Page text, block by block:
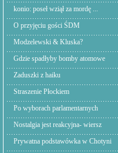
konio: poseł wziął za mordę ...
O przyjęciu gości ŚDM
Modzelewski & Kluska?
Gdzie spadłyby bomby atomowe
Zaduszki z haiku
Straszenie Płockiem
Po wyborach parlamentarnych
Nostalgia jest reakcyjna- wiersz
Prywatna podstawówka w Chotyni